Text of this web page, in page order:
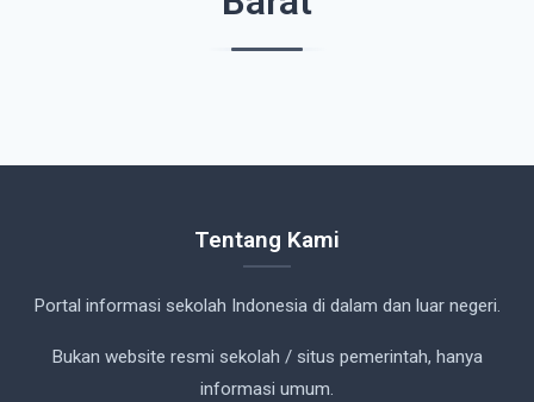
Tentang Kami
Portal informasi sekolah Indonesia di dalam dan luar negeri.
Bukan website resmi sekolah / situs pemerintah, hanya
informasi umum.